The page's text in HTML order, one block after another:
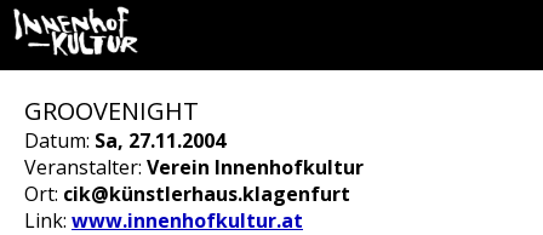
GROOVENIGHT
Datum: Sa, 27.11.2004
Veranstalter: Verein Innenhofkultur
Ort: cik@künstlerhaus.klagenfurt
Link: www.innenhofkultur.at